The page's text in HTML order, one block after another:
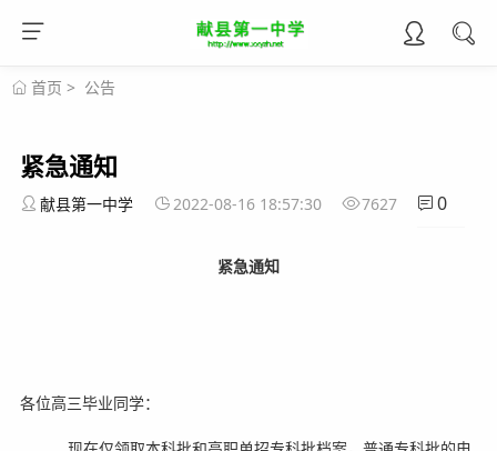
首页 > 公告
紧急通知
献县第一中学 2022-08-16 18:57:30 7627 0
紧急通知
各位高三毕业同学：